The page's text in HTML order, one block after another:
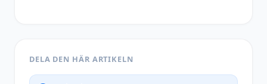
DELA DEN HÄR ARTIKELN